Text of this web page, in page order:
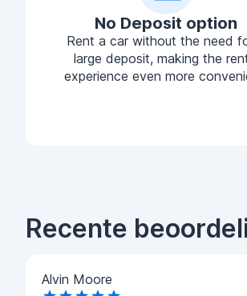
No Deposit option
Rent a car without the need
large deposit, making the
experience even more
Recente
Alvin Moore